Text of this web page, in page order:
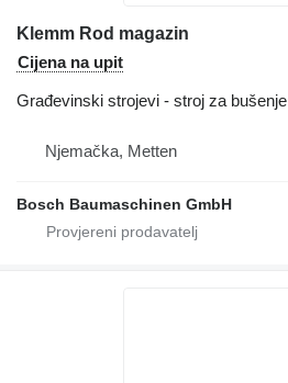
Klemm Rod magazin
Cijena na upit
Građevinski strojevi - stroj za bušenje
Njemačka, Metten
Bosch Baumaschinen GmbH